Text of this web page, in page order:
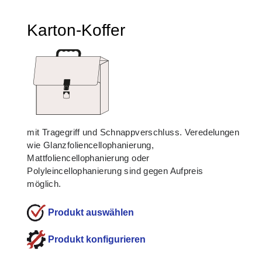
Karton-Koffer
mit Tragegriff und Schnappverschluss. Veredelungen
wie Glanzfoliencellophanierung,
Mattfoliencellophanierung oder
Polyleincellophanierung sind gegen Aufpreis
möglich.
Produkt konfigurieren